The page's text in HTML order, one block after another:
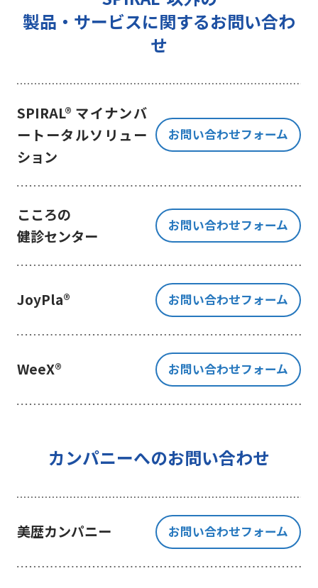
を講じます。
3 個人情報の第三者提供について
き、ご提出いただく個人情報を、貴
はございません。
但し、お客様から同意をいただいた
場合のみ、日本及びアメリカ合衆国
※Google LLC は日本の個人情報保
護法が適用される個人情報取扱事業
者と同等の体制を整備しています。
詳しくは、11.Google 拡張コンバ
ージョンの利用をご確認ください。
当社が管理する本フォームから取
得した情報とGoogle LLC が管理す
る当社Webサイト閲覧履歴等の情報
を紐づけ、お客様の興味関心に沿っ
た当社サービスに関する広告の配信
4 個人情報の外部委託について
個人情報の取扱いを一部、または全
部を委託する場合、十分な個人情報
の保護水準を満たしている者を選定
する基準を確立、選定し、管理監督
いたします。
製品・サービスに関するお問い合わ
せ
SPIRAL® マイナンバ
ートータルソリュー
ション
お問い合わせフォーム
こころの
健診センター
お問い合わせフォーム
JoyPla® お問い合わせフォーム
WeeX® お問い合わせフォーム
カンパニーへのお問い合わせ
美歴カンパニー お問い合わせフォーム